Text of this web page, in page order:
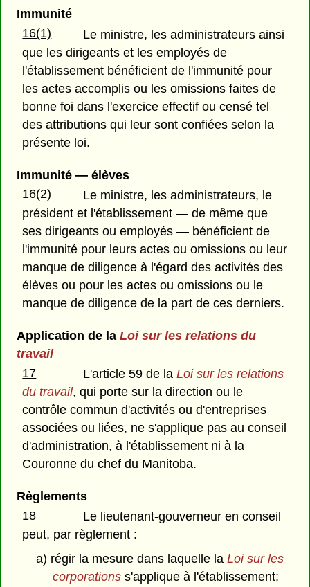
Immunité
16(1)
Le ministre, les administrateurs ainsi
que les dirigeants et les employés de
l'établissement bénéficient de l'immunité pour
les actes accomplis ou les omissions faites de
bonne foi dans l'exercice effectif ou censé tel
des attributions qui leur sont confiées selon la
présente loi.
Immunité — élèves
16(2)
Le ministre, les administrateurs, le
président et l'établissement — de même que
ses dirigeants ou employés — bénéficient de
l'immunité pour leurs actes ou omissions ou leur
manque de diligence à l'égard des activités des
élèves ou pour les actes ou omissions ou le
manque de diligence de la part de ces derniers.
Application de la Loi sur les relations du
travail
17
L'article 59 de laLoi sur les relations
du travail, qui porte sur la direction ou le
contrôle commun d'activités ou d'entreprises
associées ou liées, ne s'applique pas au conseil
d'administration, à l'établissement ni à la
Couronne du chef du Manitoba.
Règlements
18
Le lieutenant-gouverneur en conseil
peut, par règlement :
a) régir la mesure dans laquelle la Loi sur les
corporations s'applique à l'établissement;